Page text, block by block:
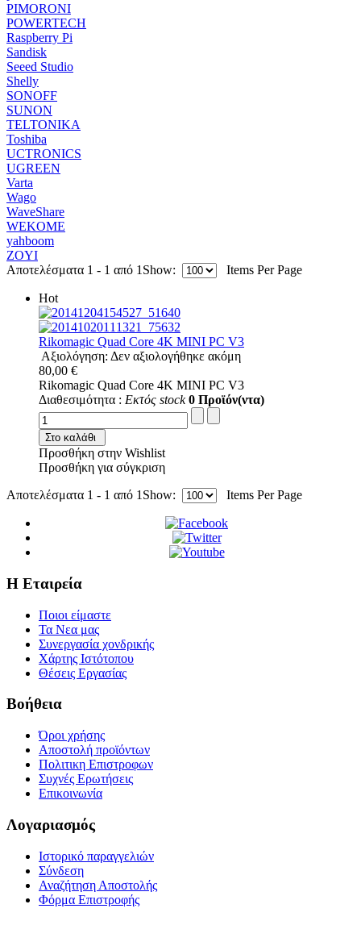
PIMORONI
POWERTECH
Raspberry Pi
Sandisk
Seeed Studio
Shelly
SONOFF
SUNON
TELTONIKA
Toshiba
UCTRONICS
UGREEN
Varta
Wago
WaveShare
WEKOME
yahboom
ZOYI
Αποτελέσματα 1 - 1 από 1 Show: Items Per Page
Hot
Rikomagic Quad Core 4K MINI PC V3
Αξιολόγηση: Δεν αξιολογήθηκε ακόμη
80,00 €
Rikomagic Quad Core 4K MINI PC V3
Διαθεσιμότητα : Εκτός stock 0 Προϊόν(ντα)
Στο καλάθι
Προσθήκη στην Wishlist
Προσθήκη για σύγκριση
Αποτελέσματα 1 - 1 από 1 Show: Items Per Page
Η Εταιρεία
Ποιοι είμαστε
Τα Νεα μας
Συνεργασία χονδρικής
Χάρτης Ιστότοπου
Θέσεις Εργασίας
Βοήθεια
Όροι χρήσης
Αποστολή προϊόντων
Πολιτικη Επιστροφων
Συχνές Ερωτήσεις
Επικοινωνία
Λογαριασμός
Ιστορικό παραγγελιών
Σύνδεση
Αναζήτηση Αποστολής
Φόρμα Επιστροφής